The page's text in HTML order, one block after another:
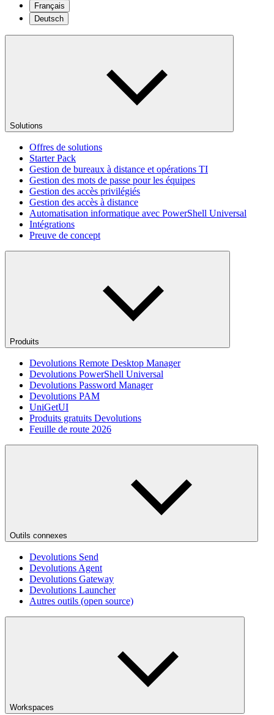
Français
Deutsch
Solutions
Offres de solutions
Starter Pack
Gestion de bureaux à distance et opérations TI
Gestion des mots de passe pour les équipes
Gestion des accès privilégiés
Gestion des accès à distance
Automatisation informatique avec PowerShell Universal
Intégrations
Preuve de concept
Produits
Devolutions Remote Desktop Manager
Devolutions PowerShell Universal
Devolutions Password Manager
Devolutions PAM
UniGetUI
Produits gratuits Devolutions
Feuille de route 2026
Outils connexes
Devolutions Send
Devolutions Agent
Devolutions Gateway
Devolutions Launcher
Autres outils (open source)
Workspaces